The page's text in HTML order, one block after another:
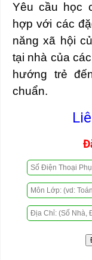
Yêu cầu học
hợp với các
năng xã hội
tại nhà của
hướng trẻ
chuẩn.